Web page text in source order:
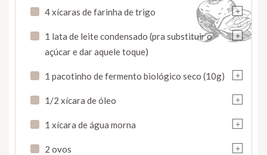
+
4 xícaras de farinha de trigo
+
1 lata de leite condensado (pra substituir o
açúcar e dar aquele toque)
+
1 pacotinho de fermento biológico seco (10g)
+
1/2 xícara de óleo
+
1 xícara de água morna
+
2 ovos